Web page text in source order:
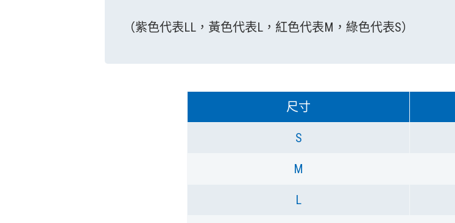
（紫色代表LL，黃色代表L，紅色代表M，綠色代表S）
尺寸
S
M
L